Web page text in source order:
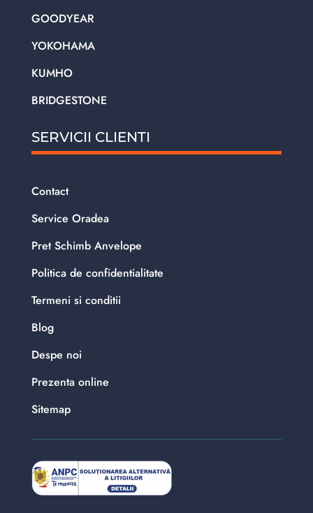
GOODYEAR
YOKOHAMA
KUMHO
BRIDGESTONE
SERVICII CLIENTI
Contact
Service Oradea
Pret Schimb Anvelope
Politica de confidentialitate
Termeni si conditii
Blog
Despe noi
Prezenta online
Sitemap